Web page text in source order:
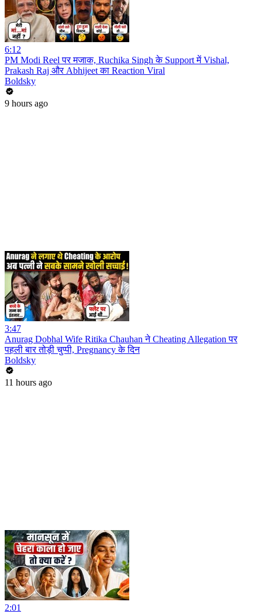
6:12
PM Modi Reel पर मजाक, Ruchika Singh के Support में Vishal,
Prakash Raj और Abhijeet का Reaction Viral
Boldsky
9 hours ago
3:47
Anurag Dobhal Wife Ritika Chauhan ने Cheating Allegation पर
पहली बार तोड़ी चुप्पी, Pregnancy के दिन
Boldsky
11 hours ago
2:01